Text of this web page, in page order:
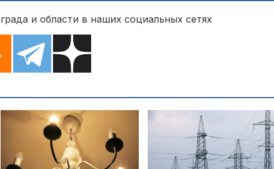
и области в наших социальных сетях